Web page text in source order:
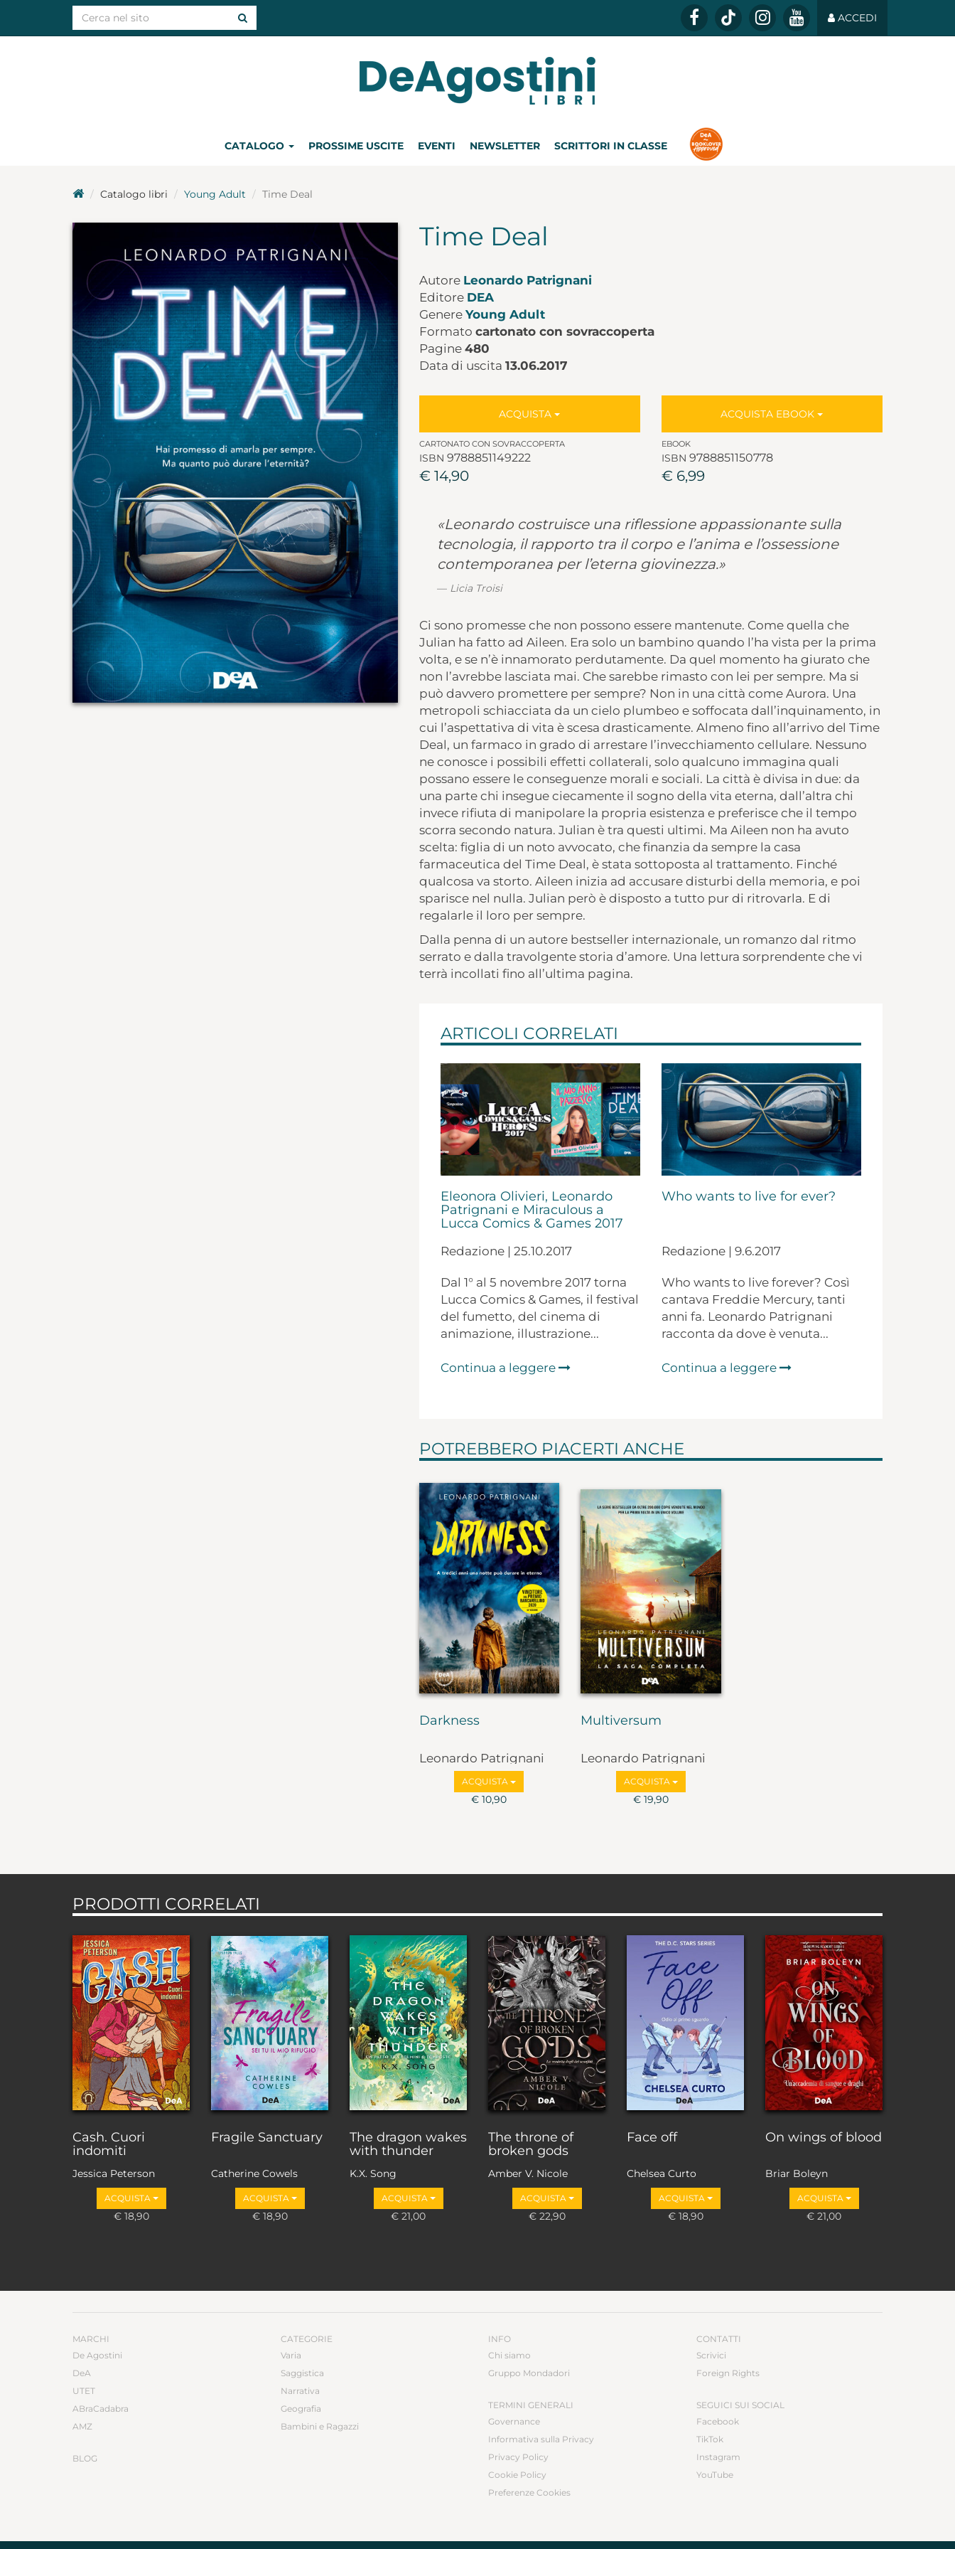
ACCEDI
CATALOGO PROSSIME USCITE EVENTI NEWSLETTER SCRITTORI IN CLASSE
Catalogo libri Young Adult Time Deal
Time Deal
Autore Leonardo Patrignani
Editore DEA
Genere Young Adult
Formato cartonato con sovraccoperta
Pagine 480
Data di uscita 13.06.2017
ACQUISTA
CARTONATO CON SOVRACCOPERTA
ISBN 9788851149222
€ 14,90
ACQUISTA EBOOK
EBOOK
ISBN 9788851150778
€ 6,99
«Leonardo costruisce una riflessione appassionante sulla
tecnologia, il rapporto tra il corpo e l’anima e l’ossessione
contemporanea per l’eterna giovinezza.»
Licia Troisi
Ci sono promesse che non possono essere mantenute. Come quella che
Julian ha fatto ad Aileen. Era solo un bambino quando l’ha vista per la prima
volta, e se n’è innamorato perdutamente. Da quel momento ha giurato che
non l’avrebbe lasciata mai. Che sarebbe rimasto con lei per sempre. Ma si
può davvero promettere per sempre? Non in una città come Aurora. Una
metropoli schiacciata da un cielo plumbeo e soffocata dall’inquinamento, in
cui l’aspettativa di vita è scesa drasticamente. Almeno fino all’arrivo del Time
Deal, un farmaco in grado di arrestare l’invecchiamento cellulare. Nessuno
ne conosce i possibili effetti collaterali, solo qualcuno immagina quali
possano essere le conseguenze morali e sociali. La città è divisa in due: da
una parte chi insegue ciecamente il sogno della vita eterna, dall’altra chi
invece rifiuta di manipolare la propria esistenza e preferisce che il tempo
scorra secondo natura. Julian è tra questi ultimi. Ma Aileen non ha avuto
scelta: figlia di un noto avvocato, che finanzia da sempre la casa
farmaceutica del Time Deal, è stata sottoposta al trattamento. Finché
qualcosa va storto. Aileen inizia ad accusare disturbi della memoria, e poi
sparisce nel nulla. Julian però è disposto a tutto pur di ritrovarla. E di
regalarle il loro per sempre.
Dalla penna di un autore bestseller internazionale, un romanzo dal ritmo
serrato e dalla travolgente storia d’amore. Una lettura sorprendente che vi
terrà incollati fino all’ultima pagina.
ARTICOLI CORRELATI
Eleonora Olivieri, Leonardo
Patrignani e Miraculous a
Lucca Comics & Games 2017
Redazione | 25.10.2017
Dal 1° al 5 novembre 2017 torna
Lucca Comics & Games, il festival
del fumetto, del cinema di
animazione, illustrazione...
Continua a leggere
Who wants to live for ever?
Redazione | 9.6.2017
Who wants to live forever? Così
cantava Freddie Mercury, tanti
anni fa. Leonardo Patrignani
racconta da dove è venuta...
Continua a leggere
POTREBBERO PIACERTI ANCHE
Darkness
Leonardo Patrignani
ACQUISTA
€ 10,90
Multiversum
Leonardo Patrignani
ACQUISTA
€ 19,90
PRODOTTI CORRELATI
Cash. Cuori
indomiti
Jessica Peterson
ACQUISTA
€ 18,90
Fragile Sanctuary
Catherine Cowels
ACQUISTA
€ 18,90
The dragon wakes
with thunder
K.X. Song
ACQUISTA
€ 21,00
The throne of
broken gods
Amber V. Nicole
ACQUISTA
€ 22,90
Face off
Chelsea Curto
ACQUISTA
€ 18,90
On wings of blood
Briar Boleyn
ACQUISTA
€ 21,00
MARCHI
De Agostini
DeA
UTET
ABraCadabra
AMZ
BLOG
CATEGORIE
Varia
Saggistica
Narrativa
Geografia
Bambini e Ragazzi
INFO
Chi siamo
Gruppo Mondadori
TERMINI GENERALI
Governance
Informativa sulla Privacy
Privacy Policy
Cookie Policy
Preferenze Cookies
CONTATTI
Scrivici
Foreign Rights
SEGUICI SUI SOCIAL
Facebook
TikTok
Instagram
YouTube